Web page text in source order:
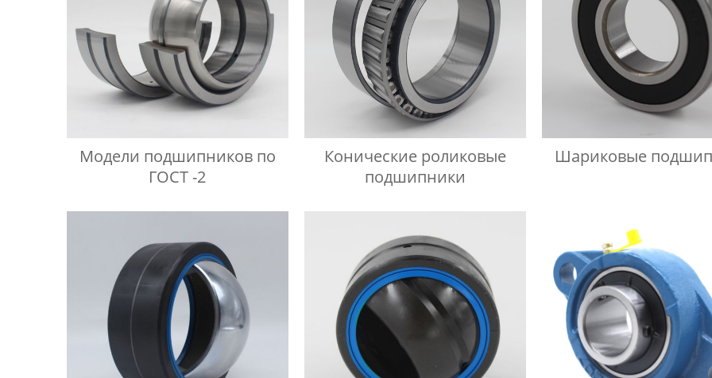
Модели подшипников по
ГОСТ -2
Конические роликовые
подшипники
Шариковые